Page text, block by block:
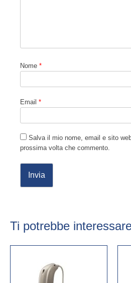
Nome *
Email *
Salva il mio nome, email e sito
prossima volta che commento.
Ti potrebbe